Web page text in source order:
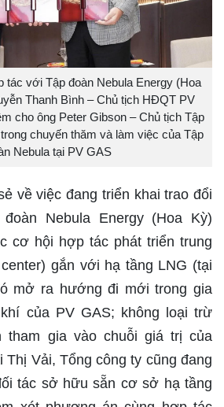
tác với Tập đoàn Nebula Energy (Hoa
Thanh Bình – Chủ tịch HĐQT PV
cho ông Peter Gibson – Chủ tịch Tập
chuyến thăm và làm việc của Tập
Nebula tại PV GAS
về việc đang triển khai trao đổi
Nebula Energy (Hoa Kỳ)
cơ hội hợp tác phát triển trung
gắn với hạ tầng LNG (tại
mở ra hướng đi mới trong gia
của PV GAS; không loại trừ
tham gia vào chuỗi giá trị của
Vải, Tổng công ty cũng đang
tác sở hữu sẵn cơ sở hạ tầng